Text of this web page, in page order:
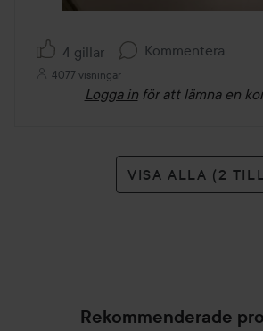
4 gillar Kommentera
4077 visningar
Logga in för att lämna en
VISA ALLA (2
Rekommenderade